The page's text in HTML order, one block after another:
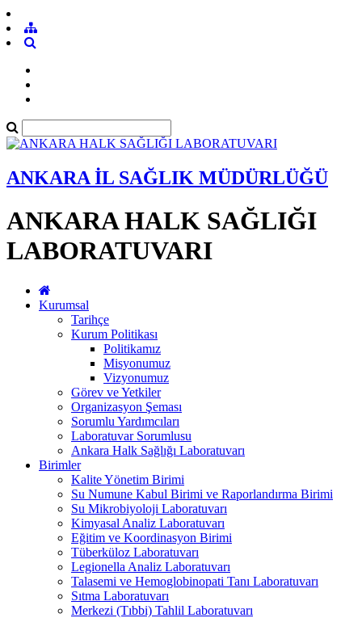
ANKARA İL SAĞLIK MÜDÜRLÜĞÜ
ANKARA HALK SAĞLIĞI
LABORATUVARI
Kurumsal
Tarihçe
Kurum Politikası
Politikamız
Misyonumuz
Vizyonumuz
Görev ve Yetkiler
Organizasyon Şeması
Sorumlu Yardımcıları
Laboratuvar Sorumlusu
Ankara Halk Sağlığı Laboratuvarı
Birimler
Kalite Yönetim Birimi
Su Numune Kabul Birimi ve Raporlandırma Birimi
Su Mikrobiyoloji Laboratuvarı
Kimyasal Analiz Laboratuvarı
Eğitim ve Koordinasyon Birimi
Tüberküloz Laboratuvarı
Legionella Analiz Laboratuvarı
Talasemi ve Hemoglobinopati Tanı Laboratuvarı
Sıtma Laboratuvarı
Merkezi (Tıbbi) Tahlil Laboratuvarı